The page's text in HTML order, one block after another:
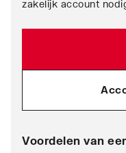
zakelijk account
Voordelen van